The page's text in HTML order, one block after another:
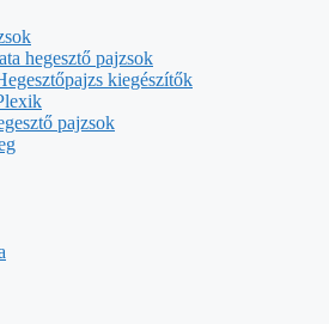
hegesztő pajzsok
kiegészítők
pajzsok